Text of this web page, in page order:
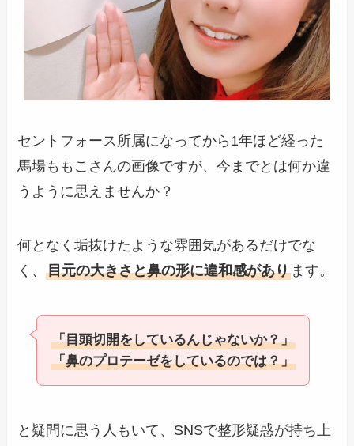
セントフォース所属になってから1年ほど経った
馬場ももこさんの画像ですが、今までとは何か違
うように思えませんか？
何となく垢抜けたような雰囲気があるだけでな
く、目元の大きさと鼻の形に違和感があり ます。
「目頭切開をしているんじゃないか？」
「鼻のプロテーゼをしているのでは？」
と疑問に思う人もいて、SNSで整形疑惑が持ち上